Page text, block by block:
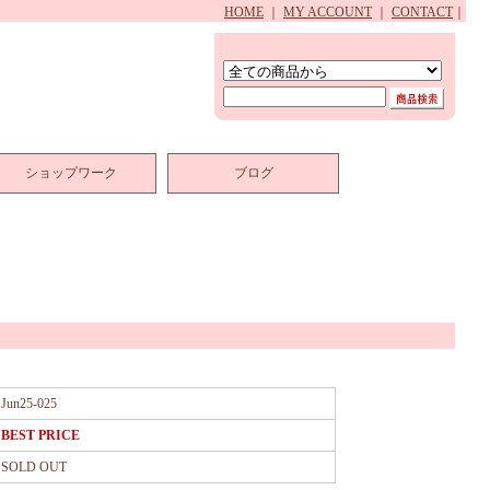
HOME MY ACCOUNT CONTACT
ショップワーク ブログ
Jun25-025
BEST PRICE
SOLD OUT